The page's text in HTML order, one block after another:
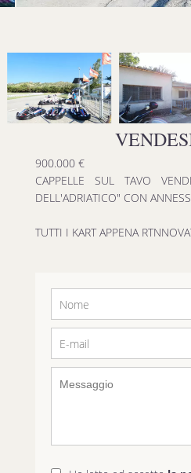
900.000 €
CAPPELLE SUL TAVO
DELL'ADRIATICO" CON
TUTTI I KART APPENA